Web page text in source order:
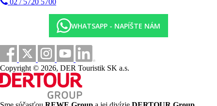
Informácie o hoteli
Animačné a zábavné programy, nočný klub.
Stravovanie
All Inclusive:
Raňajky, obed a večera formou bufetu
Neskoré raňajky (10.00–12.00 hod.)
Možnosť večere v ázijskej reštaurácii „Mura“ (nutná
02 / 5720 5700
WHATSAPP - NAPÍŠTE NÁM
Copyright © 2026, DER Touristik SK a.s.